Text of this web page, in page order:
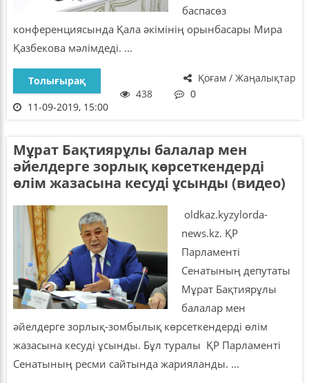
баспасөз
конференциясында Қала әкімінің орынбасары Мира
Қазбекова мәлімдеді. ...
Қоғам / Жаңалықтар
Толығырақ
438
0
11-09-2019, 15:00
Мұрат Бақтиярұлы балалар мен
әйелдерге зорлық көрсеткендерді
өлім жазасына кесуді ұсынды (видео)
oldkaz.kyzylorda-
news.kz. ҚР
Парламенті
Сенатының депутаты
Мұрат Бақтиярұлы
балалар мен
әйелдерге зорлық-зомбылық көрсеткендерді өлім
жазасына кесуді ұсынды. Бұл туралы ҚР Парламенті
Сенатының ресми сайтында жарияланды. ...